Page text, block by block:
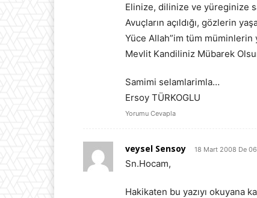
Elinize, dilinize ve yüreginize
Avuçların açıldığı, gözlerin
Yüce Allah”im tüm
Mevlit Kandiliniz Mübarek
Samimi selamlarimla…
Ersoy TÜRKOGLU
Yorumu Cevapla
veysel Sensoy 18 Mart 2008 De
Sn.Hocam,
Hakikaten bu yazıyı okuyana